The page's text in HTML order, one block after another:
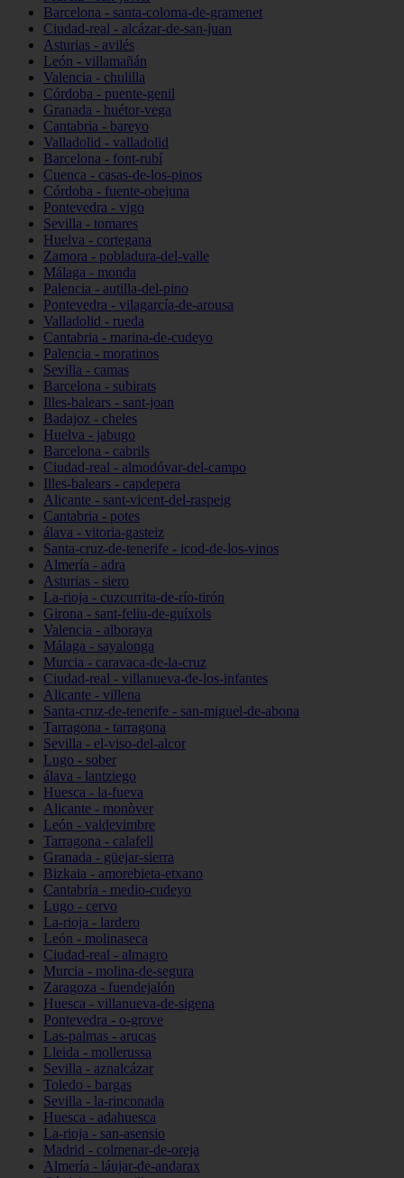
Barcelona - santa-coloma-de-gramenet
Ciudad-real - alcázar-de-san-juan
Asturias - avilés
León - villamañán
Valencia - chulilla
Córdoba - puente-genil
Granada - huétor-vega
Cantabria - bareyo
Valladolid - valladolid
Barcelona - font-rubí
Cuenca - casas-de-los-pinos
Córdoba - fuente-obejuna
Pontevedra - vigo
Sevilla - tomares
Huelva - cortegana
Zamora - pobladura-del-valle
Málaga - monda
Palencia - autilla-del-pino
Pontevedra - vilagarcía-de-arousa
Valladolid - rueda
Cantabria - marina-de-cudeyo
Palencia - moratinos
Sevilla - camas
Barcelona - subirats
Illes-balears - sant-joan
Badajoz - cheles
Huelva - jabugo
Barcelona - cabrils
Ciudad-real - almodóvar-del-campo
Illes-balears - capdepera
Alicante - sant-vicent-del-raspeig
Cantabria - potes
álava - vitoria-gasteiz
Santa-cruz-de-tenerife - icod-de-los-vinos
Almería - adra
Asturias - siero
La-rioja - cuzcurrita-de-río-tirón
Girona - sant-feliu-de-guíxols
Valencia - alboraya
Málaga - sayalonga
Murcia - caravaca-de-la-cruz
Ciudad-real - villanueva-de-los-infantes
Alicante - villena
Santa-cruz-de-tenerife - san-miguel-de-abona
Tarragona - tarragona
Sevilla - el-viso-del-alcor
Lugo - sober
álava - lantziego
Huesca - la-fueva
Alicante - monòver
León - valdevimbre
Tarragona - calafell
Granada - güejar-sierra
Bizkaia - amorebieta-etxano
Cantabria - medio-cudeyo
Lugo - cervo
La-rioja - lardero
León - molinaseca
Ciudad-real - almagro
Murcia - molina-de-segura
Zaragoza - fuendejalón
Huesca - villanueva-de-sigena
Pontevedra - o-grove
Las-palmas - arucas
Lleida - mollerussa
Sevilla - aznalcázar
Toledo - bargas
Sevilla - la-rinconada
Huesca - adahuesca
La-rioja - san-asensio
Madrid - colmenar-de-oreja
Almería - láujar-de-andarax